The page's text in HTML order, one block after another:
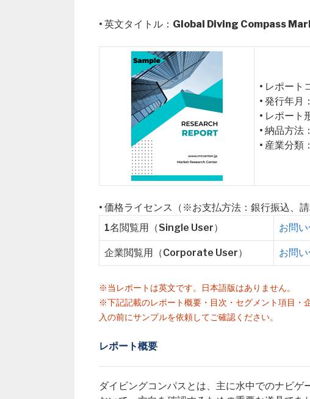
• 英文タイトル： Global Diving Compass
• レポー
• 発行年
• レポート
• 納品方法
• 産業分類
• 価格ライセンス（※お支払方法：銀行振込、請
1名閲覧用（Single User）
お問
企業閲覧用（Corporate User） お問
※当レポートは英文です。日本語版はありません。
※下記記載のレポート概要・目次・セグメント項目・
入の前にサンプルを依頼してご確認ください。
レポート概要
ダイビングコンパスとは、主に水中でのナビ